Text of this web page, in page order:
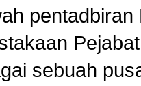
sebuah